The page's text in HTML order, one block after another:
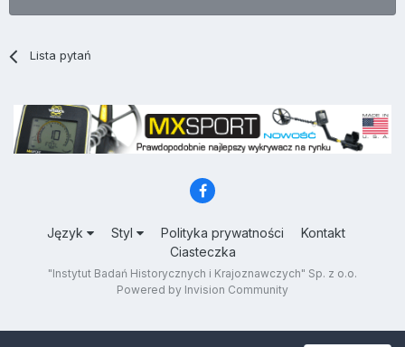
Lista pytań
Język Styl Polityka prywatności
Kontakt
Ciasteczka
"Instytut Badań Historycznych i Krajoznawczych" Sp. z o.o.
Powered by Invision Community